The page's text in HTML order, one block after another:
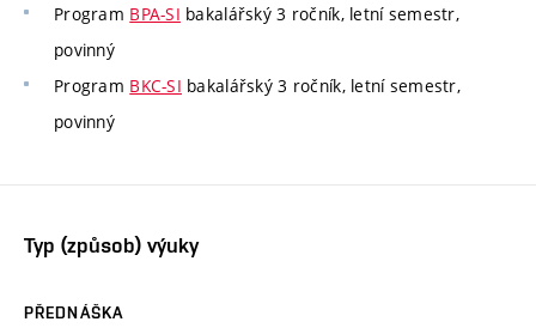
Program BPA-SI bakalářský 3 ročník, letní semestr,
povinný
Program BKC-SI bakalářský 3 ročník, letní semestr,
povinný
Typ (způsob) výuky
PŘEDNÁŠKA